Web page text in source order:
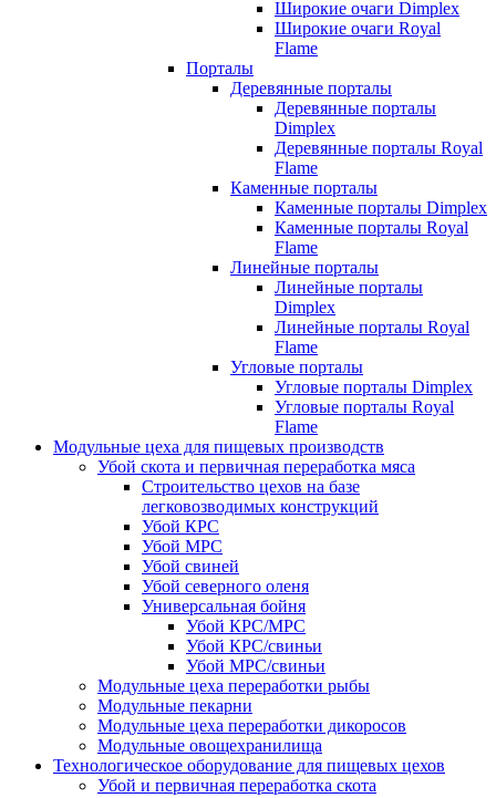
Широкие очаги Dimplex
Широкие очаги Royal
Flame
Порталы
Деревянные порталы
Деревянные порталы
Dimplex
Деревянные порталы Royal
Flame
Каменные порталы
Каменные порталы Dimplex
Каменные порталы Royal
Flame
Линейные порталы
Линейные порталы
Dimplex
Линейные порталы Royal
Flame
Угловые порталы
Угловые порталы Dimplex
Угловые порталы Royal
Flame
Модульные цеха для пищевых производств
Убой скота и первичная переработка мяса
Строительство цехов на базе
легковозводимых конструкций
Убой КРС
Убой МРС
Убой свиней
Убой северного оленя
Универсальная бойня
Убой КРС/МРС
Убой КРС/свиньи
Убой МРС/свиньи
Модульные цеха переработки рыбы
Модульные пекарни
Модульные цеха переработки дикоросов
Модульные овощехранилища
Технологическое оборудование для пищевых цехов
Убой и первичная переработка скота